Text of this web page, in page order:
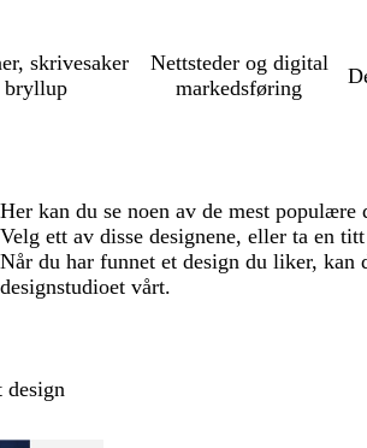
skrivesaker
bryllup
Nettsteder og digital
markedsføring
Her kan du se noen av de mest populære
Velg ett av disse designene, eller ta en
Når du har funnet et design du liker, kan
designstudioet vårt.
design